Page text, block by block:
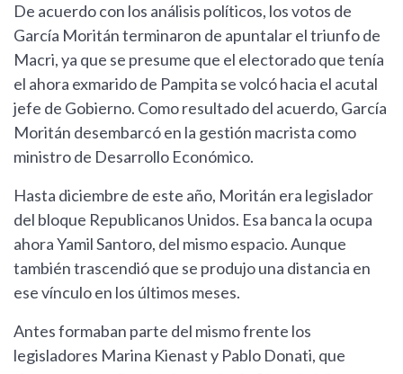
De acuerdo con los análisis políticos, los votos de
García Moritán terminaron de apuntalar el triunfo de
Macri, ya que se presume que el electorado que tenía
el ahora exmarido de Pampita se volcó hacia el acutal
jefe de Gobierno. Como resultado del acuerdo, García
Moritán desembarcó en la gestión macrista como
ministro de Desarrollo Económico.
Hasta diciembre de este año, Moritán era legislador
del bloque Republicanos Unidos. Esa banca la ocupa
ahora Yamil Santoro, del mismo espacio. Aunque
también trascendió que se produjo una distancia en
ese vínculo en los últimos meses.
Antes formaban parte del mismo frente los
legisladores Marina Kienast y Pablo Donati, que